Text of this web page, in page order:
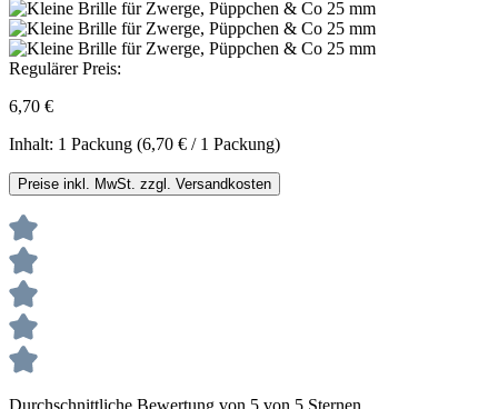
Regulärer Preis:
6,70 €
Inhalt: 1 Packung (6,70 € / 1 Packung)
Preise inkl. MwSt. zzgl. Versandkosten
Durchschnittliche Bewertung von 5 von 5 Sternen